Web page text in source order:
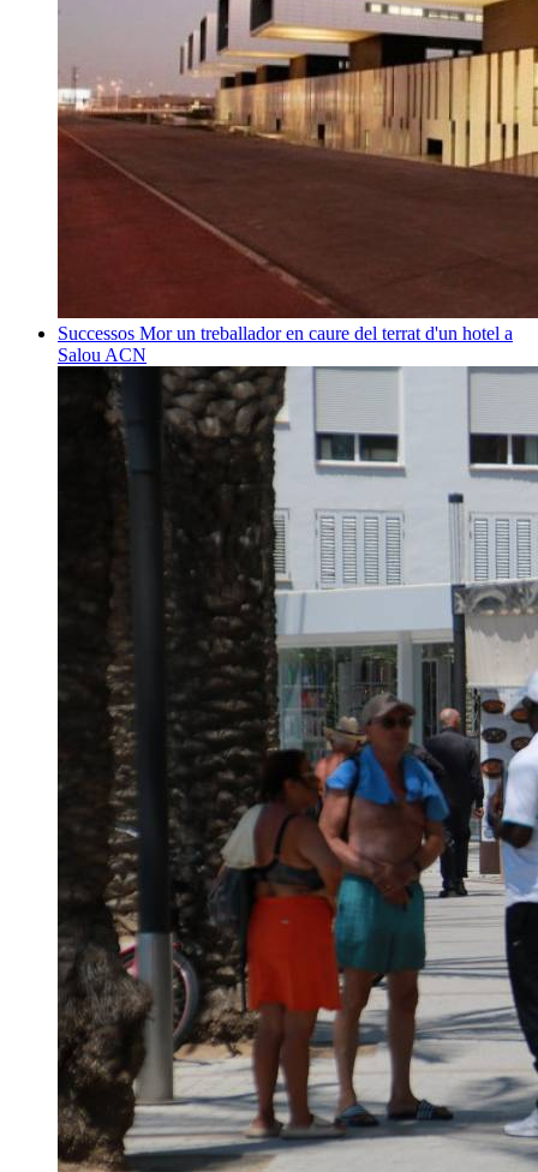
Successos Mor un treballador en caure del terrat d'un hotel a
Salou ACN